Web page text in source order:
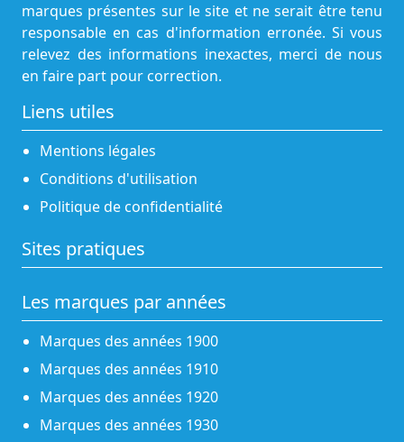
marques présentes sur le site et ne serait être tenu
responsable en cas d'information erronée. Si vous
relevez des informations inexactes, merci de nous
en faire part pour correction.
Liens utiles
Mentions légales
Conditions d'utilisation
Politique de confidentialité
Sites pratiques
Les marques par années
Marques des années 1900
Marques des années 1910
Marques des années 1920
Marques des années 1930